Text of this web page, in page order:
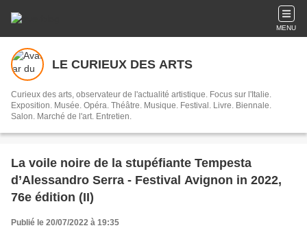
MENU
LE CURIEUX DES ARTS
Curieux des arts, observateur de l'actualité artistique. Focus sur l'Italie.
Exposition. Musée. Opéra. Théâtre. Musique. Festival. Livre. Biennale.
Salon. Marché de l'art. Entretien.
La voile noire de la stupéfiante Tempesta
d’Alessandro Serra - Festival Avignon in 2022,
76e édition (II)
Publié le 20/07/2022 à 19:35